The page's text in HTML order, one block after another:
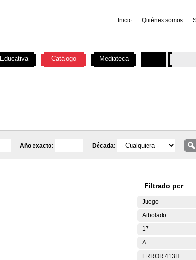
Inicio Quiénes somos
Año exacto: Década:
Filtrado por
Juego
Arbolado
17
A
ERROR 413H
Educativa Catálogo Mediateca